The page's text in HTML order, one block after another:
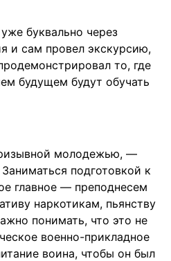
буквально через
и сам провел экскурсию,
то, где
будущем будут обучать
молодежью, —
подготовкой к
главное — преподнесем
наркотикам, пьянству
понимать, что это не
военно-прикладное
воина, чтобы он был